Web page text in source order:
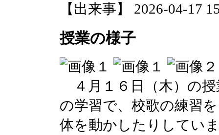
【出来事】 2026-04-17
授業の様子
４月１６日（木）の
の学習で、校歌の練習
体を動かしたりしてい